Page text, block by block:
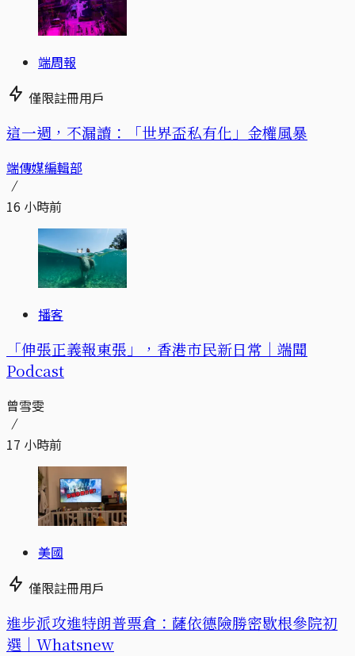
端周報
僅限註冊用戶
這一週，不漏讀：「世界盃私有化」金權風暴
端傳媒編輯部
16 小時前
播客
「伸張正義報東張」，香港市民新日常｜端聞
Podcast
曾雪雯
17 小時前
美國
僅限註冊用戶
進步派攻進特朗普票倉：薩依德險勝密歇根參院初
選｜Whatsnew